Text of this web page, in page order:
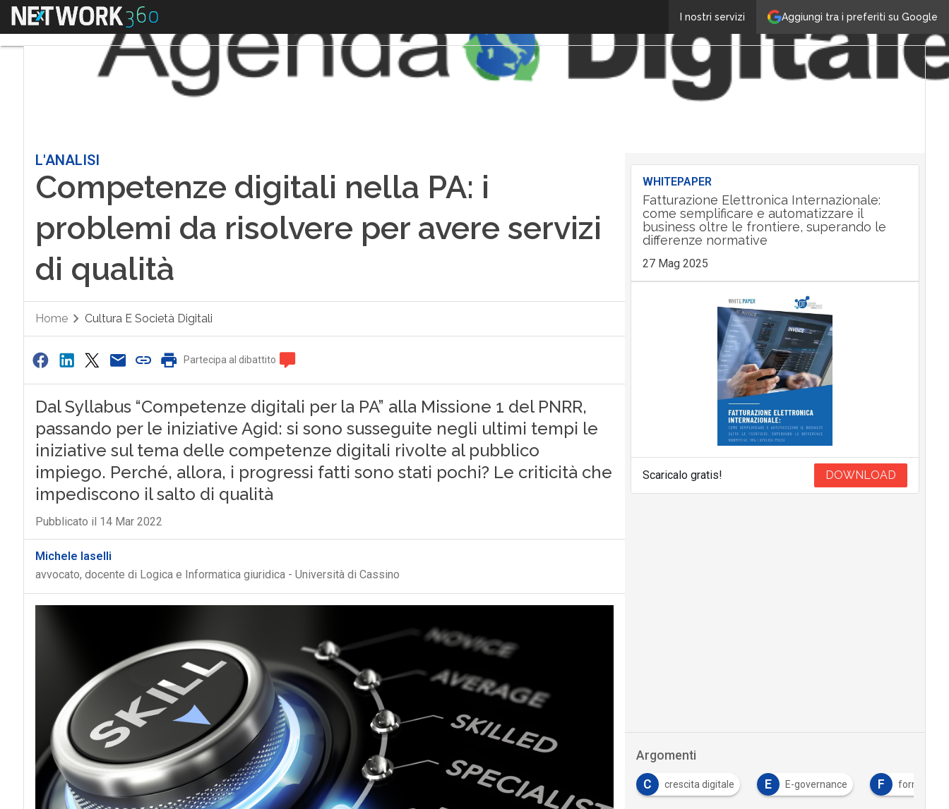
Aggiungi tra i preferiti su Google
I nostri servizi
Menu
L'ANALISI
Competenze digitali nella PA: i
problemi da risolvere per avere servizi
di qualità
Home Cultura E Società Digitali
Partecipa al dibattito
Dal Syllabus “Competenze digitali per la PA” alla Missione 1 del PNRR,
passando per le iniziative Agid: si sono susseguite negli ultimi tempi le
iniziative sul tema delle competenze digitali rivolte al pubblico
impiego. Perché, allora, i progressi fatti sono stati pochi? Le criticità che
impediscono il salto di qualità
Pubblicato il 14 Mar 2022
Michele Iaselli
avvocato, docente di Logica e Informatica giuridica - Università di Cassino
WHITEPAPER
Fatturazione Elettronica Internazionale:
come semplificare e automatizzare il
business oltre le frontiere, superando le
differenze normative
27 Mag 2025
Scaricalo gratis! DOWNLOAD
Argomenti
Agid Agenzia per l'Italia Digitale C crescita digitale E E-governance F